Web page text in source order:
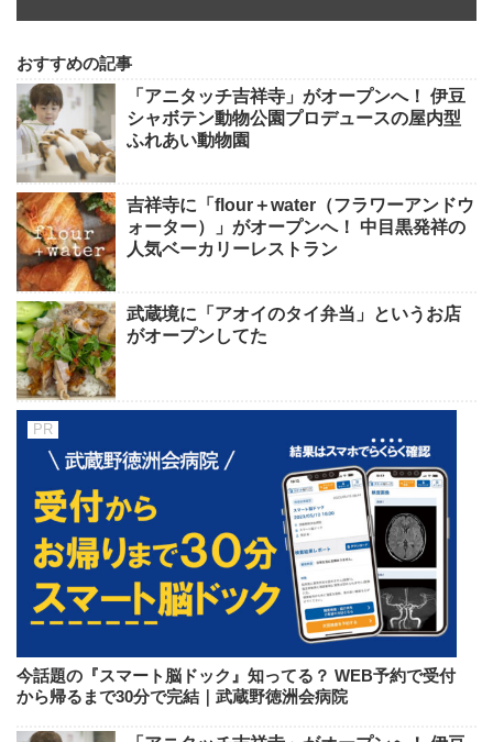
おすすめの記事
「アニタッチ吉祥寺」がオープンへ！ 伊豆
シャボテン動物公園プロデュースの屋内型
ふれあい動物園
吉祥寺に「flour＋water（フラワーアンドウ
ォーター）」がオープンへ！ 中目黒発祥の
人気ベーカリーレストラン
武蔵境に「アオイのタイ弁当」というお店
がオープンしてた
今話題の『スマート脳ドック』知ってる？ WEB予約で受付
から帰るまで30分で完結｜武蔵野徳洲会病院